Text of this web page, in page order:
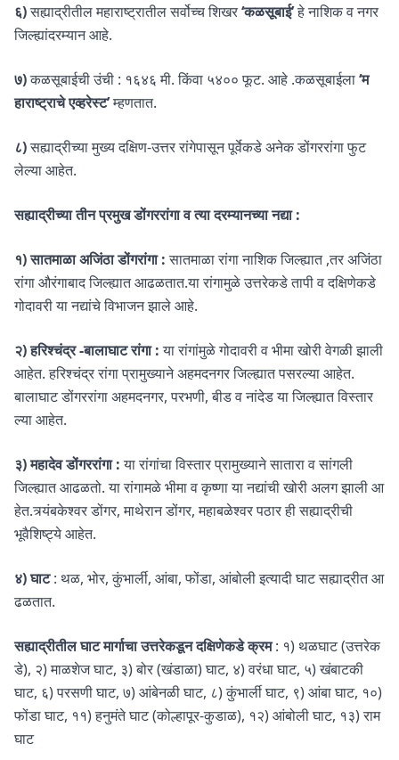
६)सह्याद्रीतील महाराष्ट्रातील सर्वोच्च शिखर‘कळसूबाई’हे नाशिक व नगर
जिल्ह्यांदरम्यान आहे.
७)कळसूबाईची उंची : १६४६ मी. किंवा ५४०० फूट. आहे .कळसूबाईला‘म
हाराष्ट्राचे एव्हरेस्ट’म्हणतात.
८)सह्याद्रीच्या मुख्य दक्षिण-उत्तर रांगेपासून पूर्वेकडे अनेक डोंगररांगा फुट
लेल्या आहेत.
सह्याद्रीच्या तीन प्रमुख डोंगररांगा व त्या दरम्यानच्या नद्या :
१) सातमाळा अजिंठा डोंगरांगा :सातमाळा रांगा नाशिक जिल्ह्यात ,तर अजिंठा
रांगा औरंगाबाद जिल्ह्यात आढळतात.या रांगामुळे उत्तरेकडे तापी व दक्षिणेकडे
गोदावरी या नद्यांचे विभाजन झाले आहे.
२) हरिश्चंद्र -बालाघाट रांगा :या रांगांमुळे गोदावरी व भीमा खोरी वेगळी झाली
आहेत. हरिश्चंद्र रांगा प्रामुख्याने अहमदनगर जिल्ह्यात पसरल्या आहेत.
बालाघाट डोंगररांगा अहमदनगर, परभणी, बीड व नांदेड या जिल्ह्यात विस्तार
ल्या आहेत.
३) महादेव डोंगररांगा :या रांगांचा विस्तार प्रामुख्याने सातारा व सांगली
जिल्ह्यात आढळतो. या रांगामळे भीमा व कृष्णा या नद्यांची खोरी अलग झाली आ
हेत.त्र्यंबकेश्वर डोंगर, माथेरान डोंगर, महाबळेश्वर पठार ही सह्याद्रीची
भूवैशिष्ट्ये आहेत.
४) घाट: थळ, भोर, कुंभार्ली, आंबा, फोंडा, आंबोली इत्यादी घाट सह्याद्रीत आ
ढळतात.
सह्याद्रीतील घाट मार्गाचा उत्तरेकडून दक्षिणेकडे क्रम: १) थळघाट (उत्तरेक
डे), २) माळशेज घाट, ३) बोर (खंडाळा) घाट, ४) वरंधा घाट, ५) खंबाटकी
घाट, ६) परसणी घाट, ७) आंबेनळी घाट, ८) कुंभार्ली घाट, ९) आंबा घाट, १०)
फोंडा घाट, ११) हनुमंते घाट (कोल्हापूर-कुडाळ), १२) आंबोली घाट, १३) राम
घाट